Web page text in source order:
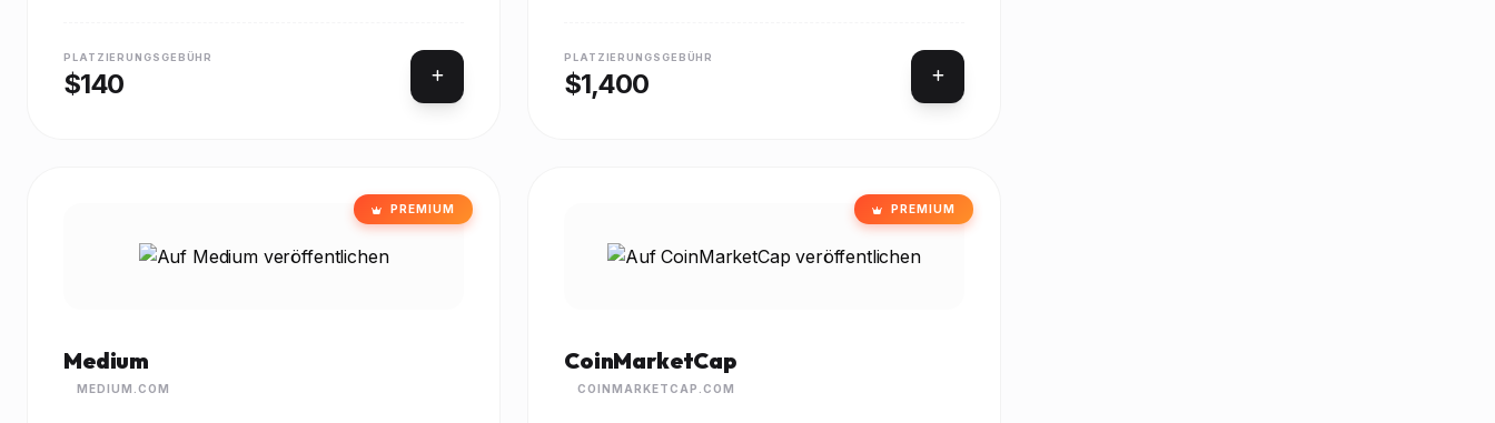
PLATZIERUNGSGEBÜHR
$140
PLATZIERUNGSGEBÜHR
$1,400
PREMIUM
Medium
MEDIUM.COM
PREMIUM
CoinMarketCap
COINMARKETCAP.COM